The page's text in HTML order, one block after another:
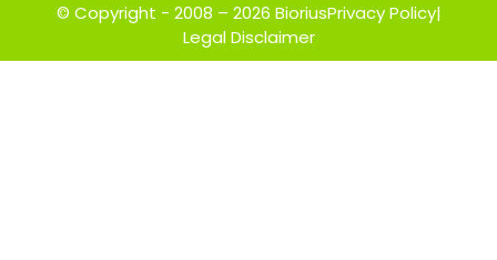
© Copyright - 2008 – 2026 BioriusPrivacy Policy|
Legal Disclaimer